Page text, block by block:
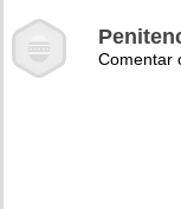
Comentar